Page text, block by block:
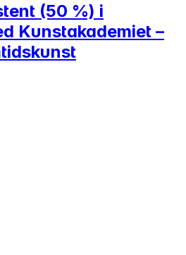
(50 %) i
Kunstakademiet –